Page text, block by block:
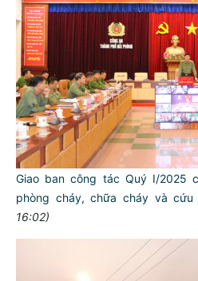
Giao ban công tác Quý I/2025
phòng cháy, chữa cháy và
16:02)